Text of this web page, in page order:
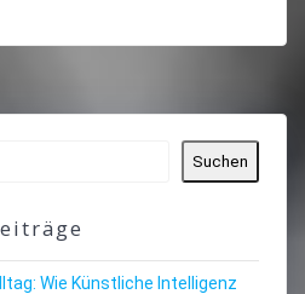
Suchen
Wie Künstliche Intelligenz